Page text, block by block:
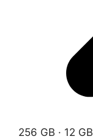
256 GB · 12 GB